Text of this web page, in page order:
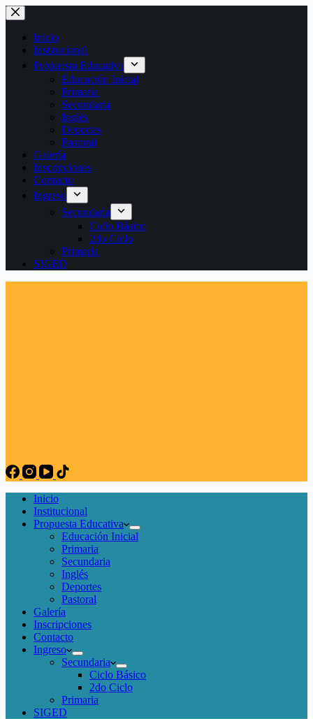
Saltar
al
contenido
Inicio
Institucional
Propuesta Educativa
Educación Inicial
Primaria
Secundaria
Inglés
Deportes
Pastoral
Galería
Inscripciones
Contacto
Ingreso
Secundaria
Ciclo Básico
2do Ciclo
Primaria
SIGED
Inicio
Institucional
Propuesta Educativa
Educación Inicial
Primaria
Secundaria
Inglés
Deportes
Pastoral
Galería
Inscripciones
Contacto
Ingreso
Secundaria
Ciclo Básico
2do Ciclo
Primaria
SIGED